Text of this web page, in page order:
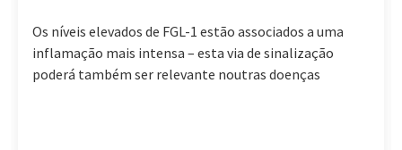
Os níveis elevados de FGL-1 estão associados a uma
inflamação mais intensa – esta via de sinalização
poderá também ser relevante noutras doenças